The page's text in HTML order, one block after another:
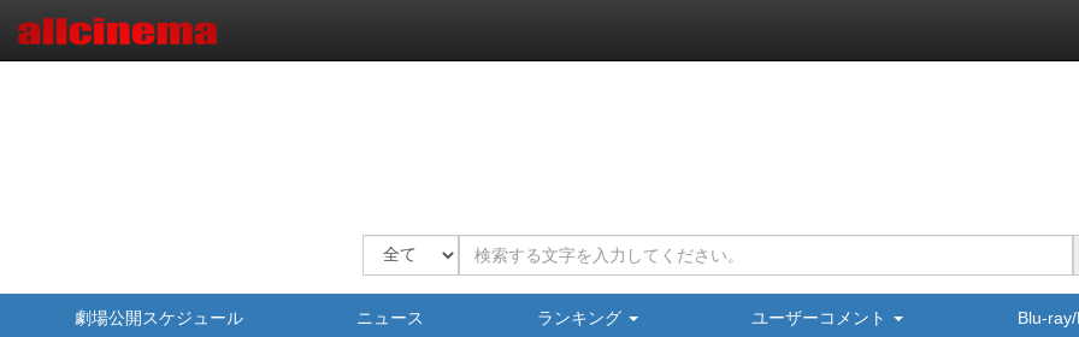
劇場公開スケジュール ニュース ランキング ユーザーコメント Blu-